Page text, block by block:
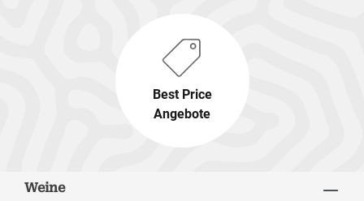
Best Price
Angebote
Weine